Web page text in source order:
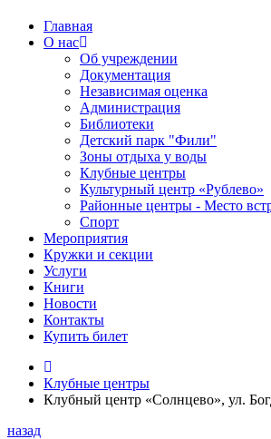
Главная
О нас
Об учреждении
Документация
Независимая оценка
Администрация
Библиотеки
Детский парк "Фили"
Зоны отдыха у воды
Клубные центры
Культурный центр «Рублево»
Районные центры - Место
Спорт
Мероприятия
Кружки и секции
Услуги
Книги
Новости
Контакты
Купить билет
Клубные центры
Клубный центр «Солнцево», ул.
назад